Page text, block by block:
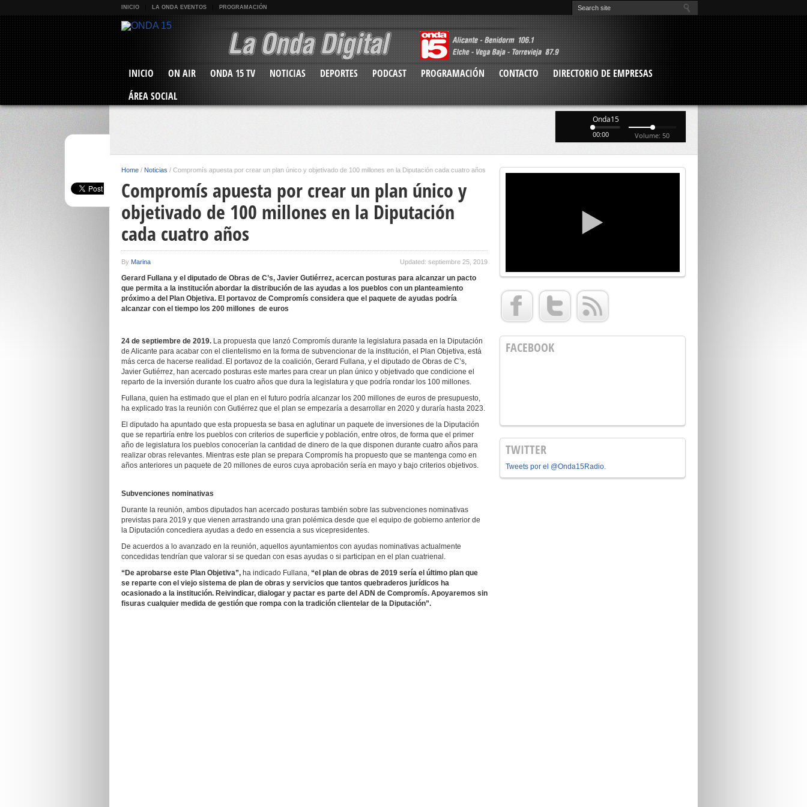
INICIO LA ONDA EVENTOS PROGRAMACIÓN
INICIO ON AIR ONDA 15 TV NOTICIAS DEPORTES PODCAST PROGRAMACIÓN CONTACTO
DIRECTORIO DE EMPRESAS
ÁREA SOCIAL
Onda15
00:00 Volume: 50
Home / Noticias / Compromís apuesta por crear un plan único y objetivado de 100 millones en la Diputación cada cuatro años
Compromís apuesta por crear un plan único y
objetivado de 100 millones en la Diputación
cada cuatro años
By Marina Updated: septiembre 25, 2019
Gerard Fullana y el diputado de Obras de C’s, Javier Gutiérrez, acercan posturas para alcanzar un pacto
que permita a la institución abordar la distribución de las ayudas a los pueblos con un planteamiento
próximo a del Plan Objetiva. El portavoz de Compromís considera que el paquete de ayudas podría
alcanzar con el tiempo los 200 millones de euros
24 de septiembre de 2019. La propuesta que lanzó Compromís durante la legislatura pasada en la Diputación
de Alicante para acabar con el clientelismo en la forma de subvencionar de la institución, el Plan Objetiva, está
más cerca de hacerse realidad. El portavoz de la coalición, Gerard Fullana, y el diputado de Obras de C’s,
Javier Gutiérrez, han acercado posturas este martes para crear un plan único y objetivado que condicione el
reparto de la inversión durante los cuatro años que dura la legislatura y que podría rondar los 100 millones.
Fullana, quien ha estimado que el plan en el futuro podría alcanzar los 200 millones de euros de presupuesto,
ha explicado tras la reunión con Gutiérrez que el plan se empezaría a desarrollar en 2020 y duraría hasta 2023.
El diputado ha apuntado que esta propuesta se basa en aglutinar un paquete de inversiones de la Diputación
que se repartiría entre los pueblos con criterios de superficie y población, entre otros, de forma que el primer
año de legislatura los pueblos conocerían la cantidad de dinero de la que disponen durante cuatro años para
realizar obras relevantes. Mientras este plan se prepara Compromís ha propuesto que se mantenga como en
años anteriores un paquete de 20 millones de euros cuya aprobación sería en mayo y bajo criterios objetivos.
Subvenciones nominativas
Durante la reunión, ambos diputados han acercado posturas también sobre las subvenciones nominativas
previstas para 2019 y que vienen arrastrando una gran polémica desde que el equipo de gobierno anterior de
la Diputación concediera ayudas a dedo en essencia a sus vicepresidentes.
De acuerdos a lo avanzado en la reunión, aquellos ayuntamientos con ayudas nominativas actualmente
concedidas tendrían que valorar si se quedan con esas ayudas o si participan en el plan cuatrienal.
“De aprobarse este Plan Objetiva”, ha indicado Fullana, “el plan de obras de 2019 sería el último plan que
se reparte con el viejo sistema de plan de obras y servicios que tantos quebraderos jurídicos ha
ocasionado a la institución. Reivindicar, dialogar y pactar es parte del ADN de Compromís. Apoyaremos sin
fisuras cualquier medida de gestión que rompa con la tradición clientelar de la Diputación”.
FACEBOOK
TWITTER
Tweets por el @Onda15Radio.